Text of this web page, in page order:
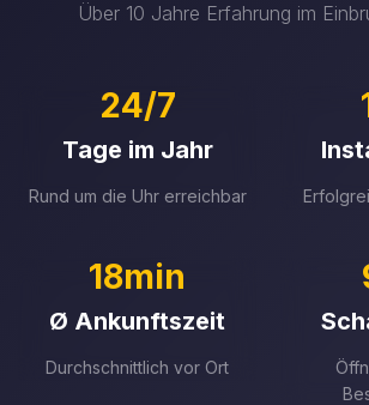
Über 10 Jahre Erfahrung im
24/7
Tage im Jahr
Rund um die Uhr erreichbar
18min
Ø Ankunftszeit
Durchschnittlich vor Ort